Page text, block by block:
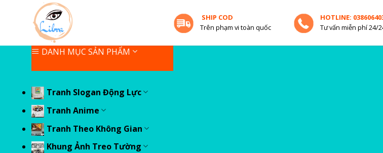
SHIP COD
Trên phạm vi toàn quốc
HOTLINE:
Tư vấn miễn phí 24/
DANH MỤC SẢN PHẨM
Tranh Slogan Động Lực
Tranh Anime
Tranh Theo Không Gian
Khung Ảnh Treo Tường